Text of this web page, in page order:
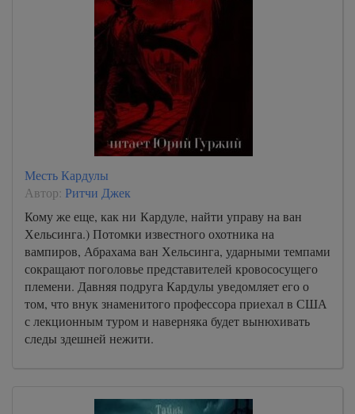
Месть Кардулы
Автор: Ритчи Джек
Кому же еще, как ни Кардуле, найти управу на ван
Хельсинга.) Потомки известного охотника на
вампиров, Абрахама ван Хельсинга, ударными темпами
сокращают поголовье представителей кровососущего
племени. Давняя подруга Кардулы уведомляет его о
том, что внук знаменитого профессора приехал в США
с лекционным туром и наверняка будет вынюхивать
следы здешней нежити.